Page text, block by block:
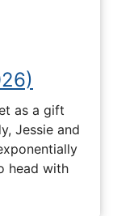
as a gift
Jessie and
head with